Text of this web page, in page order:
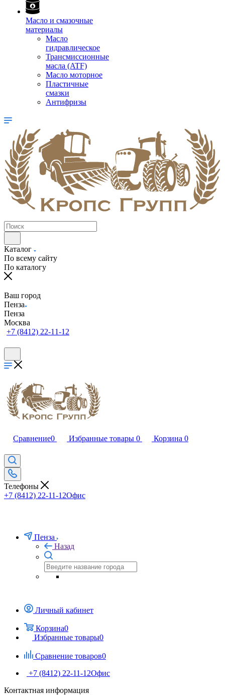
Масло и смазочные
материалы
Масло
гидравлическое
Трансмиссионные
масла (ATF)
Масло моторное
Пластичные
смазки
Антифризы
Каталог
По всему сайту
По каталогу
Ваш город
Пенза
Пенза
Москва
+7 (8412) 22-11-12
Сравнение0 Избранные товары 0 Корзина 0
Телефоны
+7 (8412) 22-11-12Офис
Пенза
Назад
Личный кабинет
Корзина0
Избранные товары0
Сравнение товаров0
+7 (8412) 22-11-12Офис
Контактная информация